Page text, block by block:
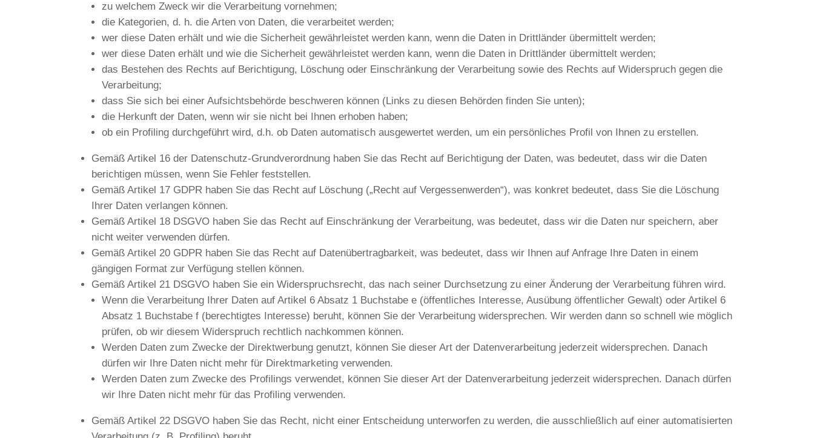
zu welchem Zweck wir die Verarbeitung vornehmen;
die Kategorien, d. h. die Arten von Daten, die verarbeitet werden;
wer diese Daten erhält und wie die Sicherheit gewährleistet werden kann, wenn die Daten in Drittländer übermittelt werden;
wer diese Daten erhält und wie die Sicherheit gewährleistet werden kann, wenn die Daten in Drittländer übermittelt werden;
das Bestehen des Rechts auf Berichtigung, Löschung oder Einschränkung der Verarbeitung sowie des Rechts auf Widerspruch gegen die
Verarbeitung;
dass Sie sich bei einer Aufsichtsbehörde beschweren können (Links zu diesen Behörden finden Sie unten);
die Herkunft der Daten, wenn wir sie nicht bei Ihnen erhoben haben;
ob ein Profiling durchgeführt wird, d.h. ob Daten automatisch ausgewertet werden, um ein persönliches Profil von Ihnen zu erstellen.
Gemäß Artikel 16 der Datenschutz-Grundverordnung haben Sie das Recht auf Berichtigung der Daten, was bedeutet, dass wir die Daten
berichtigen müssen, wenn Sie Fehler feststellen.
Gemäß Artikel 17 GDPR haben Sie das Recht auf Löschung („Recht auf Vergessenwerden“), was konkret bedeutet, dass Sie die Löschung
Ihrer Daten verlangen können.
Gemäß Artikel 18 DSGVO haben Sie das Recht auf Einschränkung der Verarbeitung, was bedeutet, dass wir die Daten nur speichern, aber
nicht weiter verwenden dürfen.
Gemäß Artikel 20 GDPR haben Sie das Recht auf Datenübertragbarkeit, was bedeutet, dass wir Ihnen auf Anfrage Ihre Daten in einem
gängigen Format zur Verfügung stellen können.
Gemäß Artikel 21 DSGVO haben Sie ein Widerspruchsrecht, das nach seiner Durchsetzung zu einer Änderung der Verarbeitung führen wird.
Wenn die Verarbeitung Ihrer Daten auf Artikel 6 Absatz 1 Buchstabe e (öffentliches Interesse, Ausübung öffentlicher Gewalt) oder Artikel 6
Absatz 1 Buchstabe f (berechtigtes Interesse) beruht, können Sie der Verarbeitung widersprechen. Wir werden dann so schnell wie möglich
prüfen, ob wir diesem Widerspruch rechtlich nachkommen können.
Werden Daten zum Zwecke der Direktwerbung genutzt, können Sie dieser Art der Datenverarbeitung jederzeit widersprechen. Danach
dürfen wir Ihre Daten nicht mehr für Direktmarketing verwenden.
Werden Daten zum Zwecke des Profilings verwendet, können Sie dieser Art der Datenverarbeitung jederzeit widersprechen. Danach dürfen
wir Ihre Daten nicht mehr für das Profiling verwenden.
Gemäß Artikel 22 DSGVO haben Sie das Recht, nicht einer Entscheidung unterworfen zu werden, die ausschließlich auf einer automatisierten